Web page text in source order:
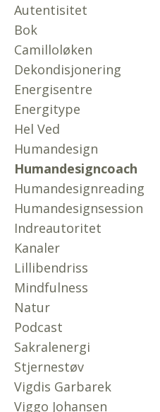
Autentisitet
Bok
Camilloløken
Dekondisjonering
Energisentre
Energitype
Hel Ved
Humandesign
Humandesigncoach
Humandesignreading
Humandesignsession
Indreautoritet
Kanaler
Lillibendriss
Mindfulness
Natur
Podcast
Sakralenergi
Stjernestøv
Vigdis Garbarek
Viggo Johansen